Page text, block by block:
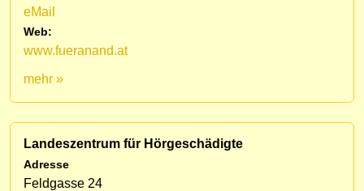
eMail
Web:
www.fueranand.at
mehr »
Landeszentrum für Hörgeschädigte
Adresse
Feldgasse 24